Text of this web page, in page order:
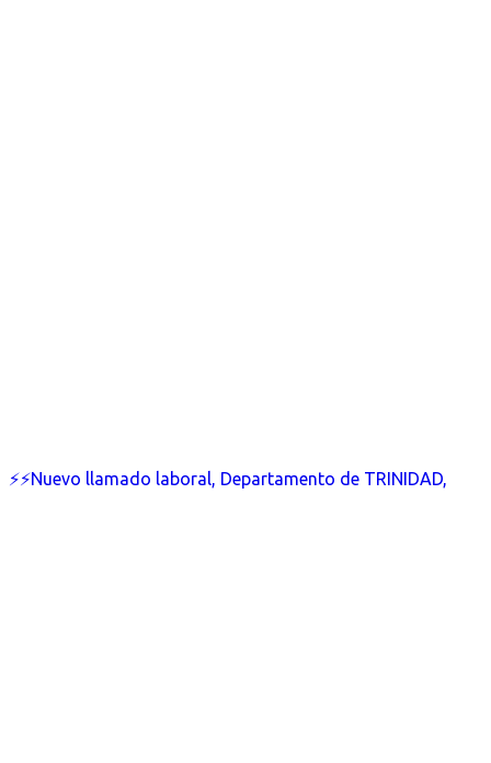
⚡⚡Nuevo llamado laboral, Departamento de TRINIDAD,